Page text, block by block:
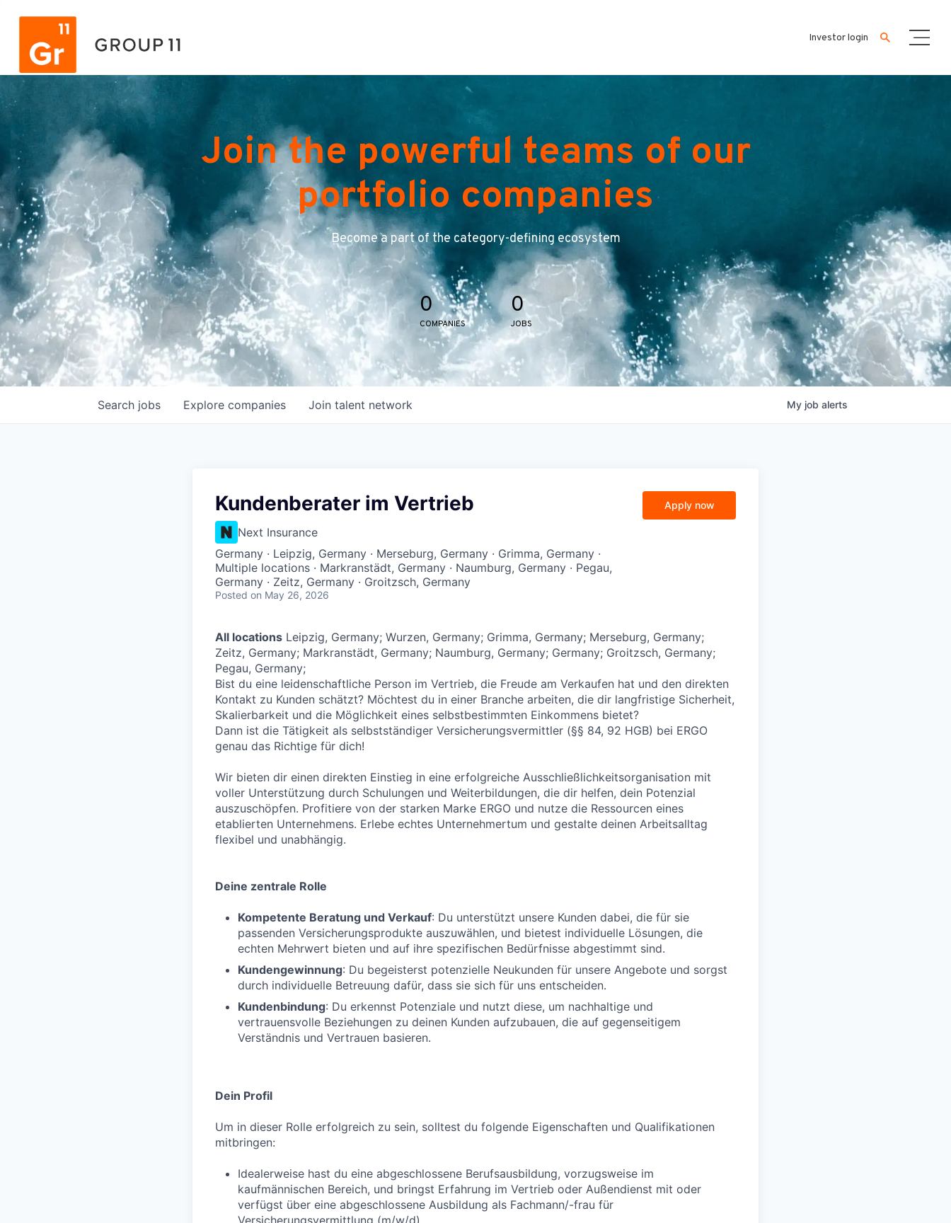
Investor login
Join the powerful teams of our
portfolio companies
Become a part of the category-defining ecosystem
0
COMPANIES
0
JOBS
Search jobs Explore companies Join talent network My job alerts
Kundenberater im Vertrieb
Next Insurance
Germany · Leipzig, Germany · Merseburg, Germany · Grimma, Germany ·
Multiple locations · Markranstädt, Germany · Naumburg, Germany · Pegau,
Germany · Zeitz, Germany · Groitzsch, Germany
Posted on May 26, 2026
Apply now
All locations Leipzig, Germany; Wurzen, Germany; Grimma, Germany; Merseburg, Germany;
Zeitz, Germany; Markranstädt, Germany; Naumburg, Germany; Germany; Groitzsch, Germany;
Pegau, Germany;
Bist du eine leidenschaftliche Person im Vertrieb, die Freude am Verkaufen hat und den direkten
Kontakt zu Kunden schätzt? Möchtest du in einer Branche arbeiten, die dir langfristige Sicherheit,
Skalierbarkeit und die Möglichkeit eines selbstbestimmten Einkommens bietet?
Dann ist die Tätigkeit als selbstständiger Versicherungsvermittler (§§ 84, 92 HGB) bei ERGO
genau das Richtige für dich!
Wir bieten dir einen direkten Einstieg in eine erfolgreiche Ausschließlichkeitsorganisation mit
voller Unterstützung durch Schulungen und Weiterbildungen, die dir helfen, dein Potenzial
auszuschöpfen. Profitiere von der starken Marke ERGO und nutze die Ressourcen eines
etablierten Unternehmens. Erlebe echtes Unternehmertum und gestalte deinen Arbeitsalltag
flexibel und unabhängig.
Deine zentrale Rolle
Kompetente Beratung und Verkauf: Du unterstützt unsere Kunden dabei, die für sie
passenden Versicherungsprodukte auszuwählen, und bietest individuelle Lösungen, die
echten Mehrwert bieten und auf ihre spezifischen Bedürfnisse abgestimmt sind.
Kundengewinnung: Du begeisterst potenzielle Neukunden für unsere Angebote und sorgst
durch individuelle Betreuung dafür, dass sie sich für uns entscheiden.
Kundenbindung: Du erkennst Potenziale und nutzt diese, um nachhaltige und
vertrauensvolle Beziehungen zu deinen Kunden aufzubauen, die auf gegenseitigem
Verständnis und Vertrauen basieren.
Dein Profil
Um in dieser Rolle erfolgreich zu sein, solltest du folgende Eigenschaften und Qualifikationen
mitbringen:
Idealerweise hast du eine abgeschlossene Berufsausbildung, vorzugsweise im
kaufmännischen Bereich, und bringst Erfahrung im Vertrieb oder Außendienst mit oder
verfügst über eine abgeschlossene Ausbildung als Fachmann/-frau für
Versicherungsvermittlung (m/w/d)